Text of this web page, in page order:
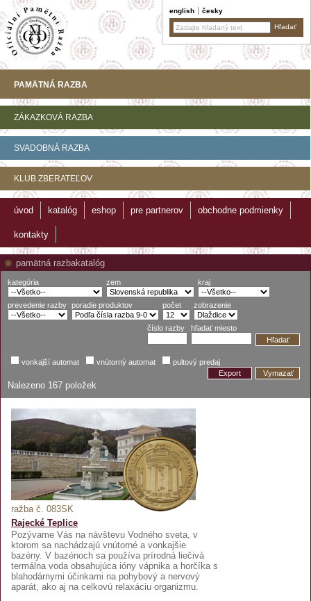
english česky
PAMÄTNÁ RAZBA
ZÁKAZKOVÁ RAZBA
SVADOBNÁ RAZBA
KLUB ZBERATEĽOV
úvod katalóg eshop pre partnerov obchodne podmienky
kontakty
pamätná razbakatalóg
kategória zem kraj
prevedenie razby poradie produktov počet zobrazenie
číslo razby
hľadať miesto
Hľadať
vonkajší automat vnútorný automat
pultový predaj
Export
Vymazať
Nalezeno 167 položek
ražba č. 083SK
Rajecké Teplice
Pozývame Vás na návštevu Vodného sveta, v
ktorom sa nachádzajú vnútorné a vonkajšie
bazény. V bazénoch sa používa prírodná liečivá
termálna voda obsahujúca ióny vápnika a horčíka s
blahodárnymi účinkami na pohybový a nervový
aparát, ako aj na celkovú relaxáciu organizmu.